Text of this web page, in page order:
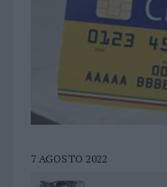
7 AGOSTO 2022